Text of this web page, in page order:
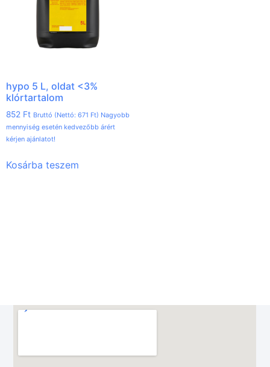
hypo 5 L, oldat <3%
klórtartalom
852 Ft Bruttó (Nettó: 671 Ft) Nagyobb
mennyiség esetén kedvezőbb árért
kérjen ajánlatot!
Kosárba teszem